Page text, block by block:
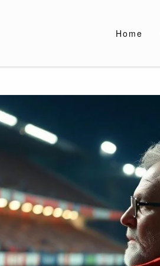
Home